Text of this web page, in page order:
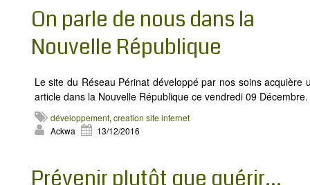
AUDIT D’ACCESSIBILITÉ INTERNET
PORTFOLIO
RÉFÉRENCES
PARTENAIRES
MODX
CONTACT
On parle de nous dans la
Nouvelle République
Le site du Réseau Périnat développé par nos soins acquière
article dans la Nouvelle République ce vendredi 09 Décembre.
développement, creation site internet
Ackwa
13/12/2016
​Prévenir plutôt que guérir...